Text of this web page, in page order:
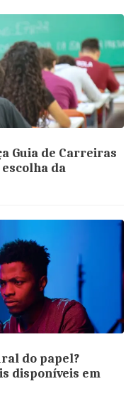
Guia de Carreiras
da
do papel?
disponíveis em